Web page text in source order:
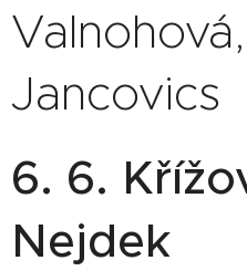
Jancovics
6. 6.
Nejdek